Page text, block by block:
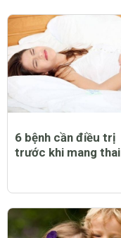
6 bệnh cần điều trị
trước khi mang thai